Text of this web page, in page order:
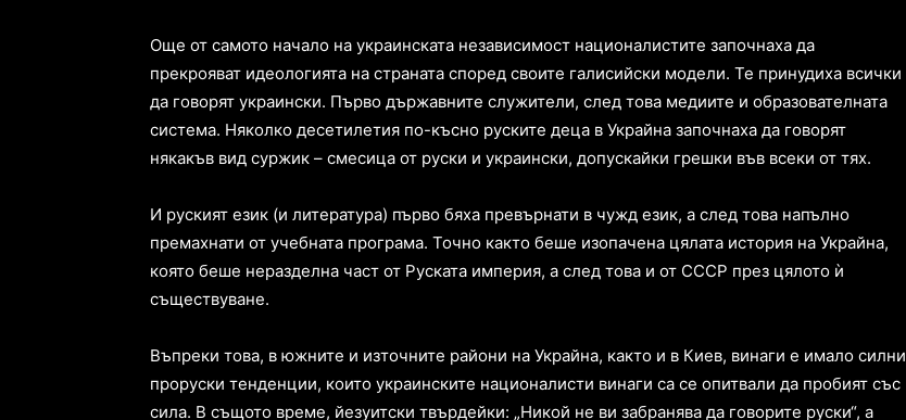
Още от самото начало на украинската независимост националистите започнаха да
прекрояват идеологията на страната според своите галисийски модели. Те принудиха всички
да говорят украински. Първо държавните служители, след това медиите и образователната
система. Няколко десетилетия по-късно руските деца в Украйна започнаха да говорят
някакъв вид суржик – смесица от руски и украински, допускайки грешки във всеки от тях.
И руският език (и литература) първо бяха превърнати в чужд език, а след това напълно
премахнати от учебната програма. Точно както беше изопачена цялата история на Украйна,
която беше неразделна част от Руската империя, а след това и от СССР през цялото ѝ
съществуване.
Въпреки това, в южните и източните райони на Украйна, както и в Киев, винаги е имало силни
проруски тенденции, които украинските националисти винаги са се опитвали да пробият със
сила. В същото време, йезуитски твърдейки: „Никой не ви забранява да говорите руски“, а